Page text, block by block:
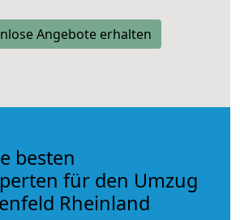
Angebote erhalten
besten
für den Umzug
Rheinland